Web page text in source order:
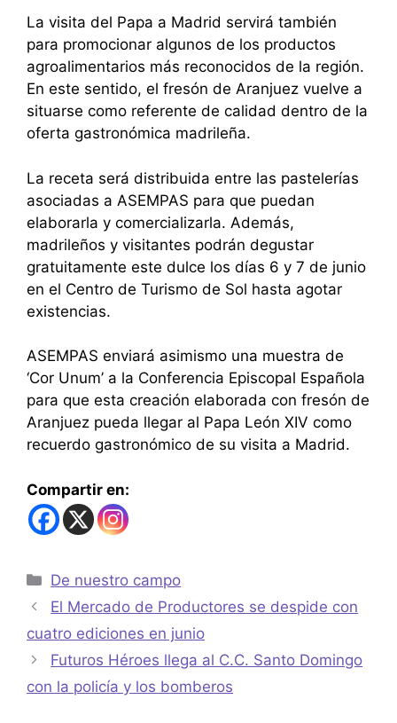
La visita del Papa a Madrid servirá también
para promocionar algunos de los productos
agroalimentarios más reconocidos de la región.
En este sentido, el fresón de Aranjuez vuelve a
situarse como referente de calidad dentro de la
oferta gastronómica madrileña.
La receta será distribuida entre las pastelerías
asociadas a ASEMPAS para que puedan
elaborarla y comercializarla. Además,
madrileños y visitantes podrán degustar
gratuitamente este dulce los días 6 y 7 de junio
en el Centro de Turismo de Sol hasta agotar
existencias.
ASEMPAS enviará asimismo una muestra de
‘Cor Unum’ a la Conferencia Episcopal Española
para que esta creación elaborada con fresón de
Aranjuez pueda llegar al Papa León XIV como
recuerdo gastronómico de su visita a Madrid.
Compartir en:
De nuestro campo
El Mercado de Productores se despide con
cuatro ediciones en junio
Futuros Héroes llega al C.C. Santo Domingo
con la policía y los bomberos